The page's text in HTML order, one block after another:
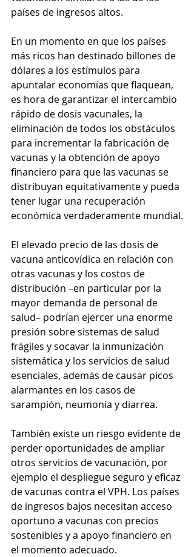
países de ingresos altos.
En un momento en que los países
más ricos han destinado billones de
dólares a los estímulos para
apuntalar economías que flaquean,
es hora de garantizar el intercambio
rápido de dosis vacunales, la
eliminación de todos los obstáculos
para incrementar la fabricación de
vacunas y la obtención de apoyo
financiero para que las vacunas se
distribuyan equitativamente y pueda
tener lugar una recuperación
económica verdaderamente mundial.
El elevado precio de las dosis de
vacuna anticovídica en relación con
otras vacunas y los costos de
distribución –en particular por la
mayor demanda de personal de
salud– podrían ejercer una enorme
presión sobre sistemas de salud
frágiles y socavar la inmunización
sistemática y los servicios de salud
esenciales, además de causar picos
alarmantes en los casos de
sarampión, neumonía y diarrea.
También existe un riesgo evidente de
perder oportunidades de ampliar
otros servicios de vacunación, por
ejemplo el despliegue seguro y eficaz
de vacunas contra el VPH. Los países
de ingresos bajos necesitan acceso
oportuno a vacunas con precios
sostenibles y a apoyo financiero en
el momento adecuado.